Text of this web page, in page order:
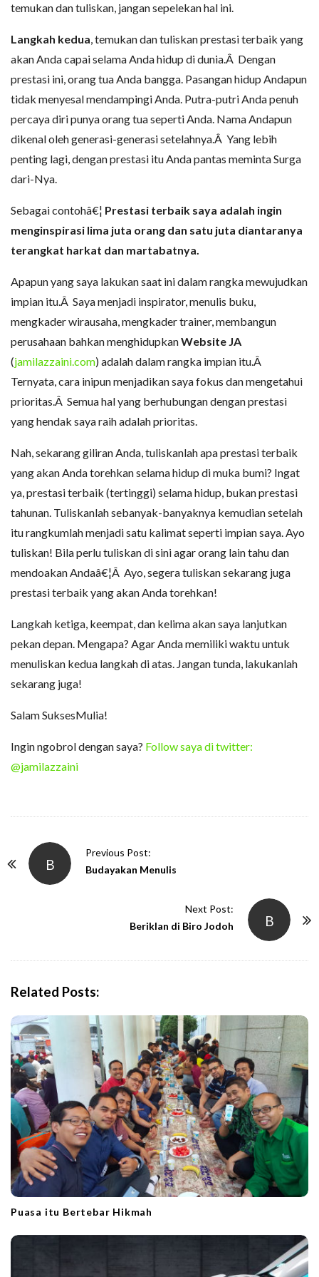
temukan dan tuliskan, jangan sepelekan hal ini.
Langkah kedua, temukan dan tuliskan prestasi terbaik yang
akan Anda capai selama Anda hidup di dunia.Â Dengan
prestasi ini, orang tua Anda bangga. Pasangan hidup Andapun
tidak menyesal mendampingi Anda. Putra-putri Anda penuh
percaya diri punya orang tua seperti Anda. Nama Andapun
dikenal oleh generasi-generasi setelahnya.Â Yang lebih
penting lagi, dengan prestasi itu Anda pantas meminta Surga
dari-Nya.
Sebagai contohâ€¦ Prestasi terbaik saya adalah ingin
menginspirasi lima juta orang dan satu juta diantaranya
terangkat harkat dan martabatnya.
Apapun yang saya lakukan saat ini dalam rangka mewujudkan
impian itu.Â Saya menjadi inspirator, menulis buku,
mengkader wirausaha, mengkader trainer, membangun
perusahaan bahkan menghidupkanWebsite JA
(jamilazzaini.com) adalah dalam rangka impian itu.Â
Ternyata, cara inipun menjadikan saya fokus dan mengetahui
prioritas.Â Semua hal yang berhubungan dengan prestasi
yang hendak saya raih adalah prioritas.
Nah, sekarang giliran Anda, tuliskanlah apa prestasi terbaik
yang akan Anda torehkan selama hidup di muka bumi? Ingat
ya, prestasi terbaik (tertinggi) selama hidup, bukan prestasi
tahunan. Tuliskanlah sebanyak-banyaknya kemudian setelah
itu rangkumlah menjadi satu kalimat seperti impian saya. Ayo
tuliskan! Bila perlu tuliskan di sini agar orang lain tahu dan
mendoakan Andaâ€¦Â Ayo, segera tuliskan sekarang juga
prestasi terbaik yang akan Anda torehkan!
Langkah ketiga, keempat, dan kelima akan saya lanjutkan
pekan depan. Mengapa? Agar Anda memiliki waktu untuk
menuliskan kedua langkah di atas. Jangan tunda, lakukanlah
sekarang juga!
Salam SuksesMulia!
Ingin ngobrol dengan saya? Follow saya di twitter:
@jamilazzaini
B
Previous Post:
Budayakan Menulis
B
Next Post:
Beriklan di Biro Jodoh
Related Posts:
Puasa itu Bertebar Hikmah